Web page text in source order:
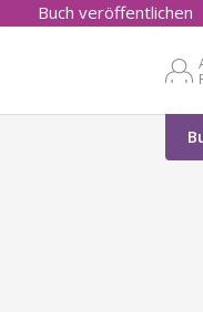
Buch veröffentlichen